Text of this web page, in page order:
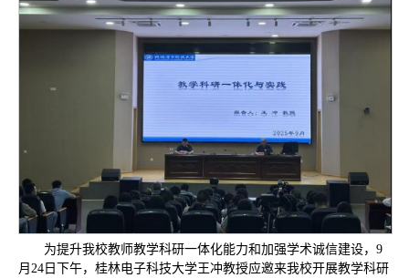
为提升我校教师教学科研一体化能力和加强学术诚信建设，9
月24日下午，桂林电子科技大学王冲教授应邀来我校开展教学科研